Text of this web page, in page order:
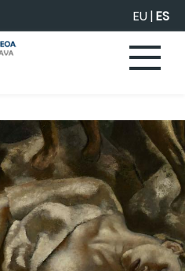
EU|ES